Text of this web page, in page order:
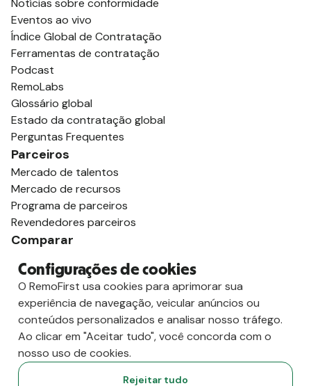
Notícias sobre conformidade
Eventos ao vivo
Índice Global de Contratação
Ferramentas de contratação
Podcast
RemoLabs
Glossário global
Estado da contratação global
Perguntas Frequentes
Parceiros
Mercado de talentos
Mercado de recursos
Programa de parceiros
Revendedores parceiros
Comparar
vs. Remoto
vs. Oyster
vs. Multiplicador
Configurações de cookies
O RemoFirst usa cookies para aprimorar sua
experiência de navegação, veicular anúncios ou
conteúdos personalizados e analisar nosso tráfego.
Ao clicar em "Aceitar tudo", você concorda com o
nosso uso de cookies.
Rejeitar tudo